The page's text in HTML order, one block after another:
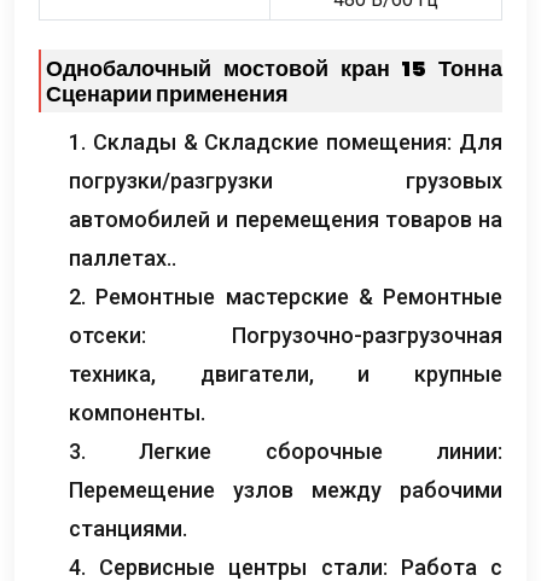
Однобалочный мостовой кран 15 Тонна
Сценарии применения
1. Склады & Складские помещения: Для
погрузки/разгрузки грузовых
автомобилей и перемещения товаров на
паллетах..
2. Ремонтные мастерские & Ремонтные
отсеки: Погрузочно-разгрузочная
техника, двигатели, и крупные
компоненты.
3. Легкие сборочные линии:
Перемещение узлов между рабочими
станциями.
4. Сервисные центры стали: Работа с